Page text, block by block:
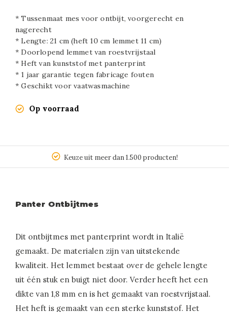
* Tussenmaat mes voor ontbijt, voorgerecht en
nagerecht
* Lengte: 21 cm (heft 10 cm lemmet 11 cm)
* Doorlopend lemmet van roestvrijstaal
* Heft van kunststof met panterprint
* 1 jaar garantie tegen fabricage fouten
* Geschikt voor vaatwasmachine
Op voorraad
Keuze uit meer dan 1.500 producten!
Panter Ontbijtmes
Dit ontbijtmes met panterprint wordt in Italië
gemaakt. De materialen zijn van uitstekende
kwaliteit. Het lemmet bestaat over de gehele lengte
uit één stuk en buigt niet door. Verder heeft het een
dikte van 1,8 mm en is het gemaakt van roestvrijstaal.
Het heft is gemaakt van een sterke kunststof. Het